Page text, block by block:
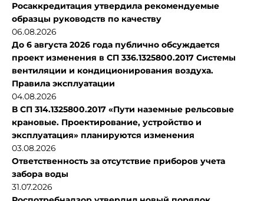
Росаккредитация утвердила рекомендуемые
образцы руководств по качеству
06.08.2026
До 6 августа 2026 года публично обсуждается
проект изменения в СП 336.1325800.2017 Системы
вентиляции и кондиционирования воздуха.
Правила эксплуатации
04.08.2026
В СП 314.1325800.2017 «Пути наземные рельсовые
крановые. Проектирование, устройство и
эксплуатация» планируются изменения
03.08.2026
Ответственность за отсутствие приборов учета
забора воды
31.07.2026